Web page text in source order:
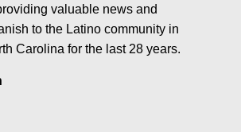
valuable news and
to the Latino community in
Carolina for the last 28 years.